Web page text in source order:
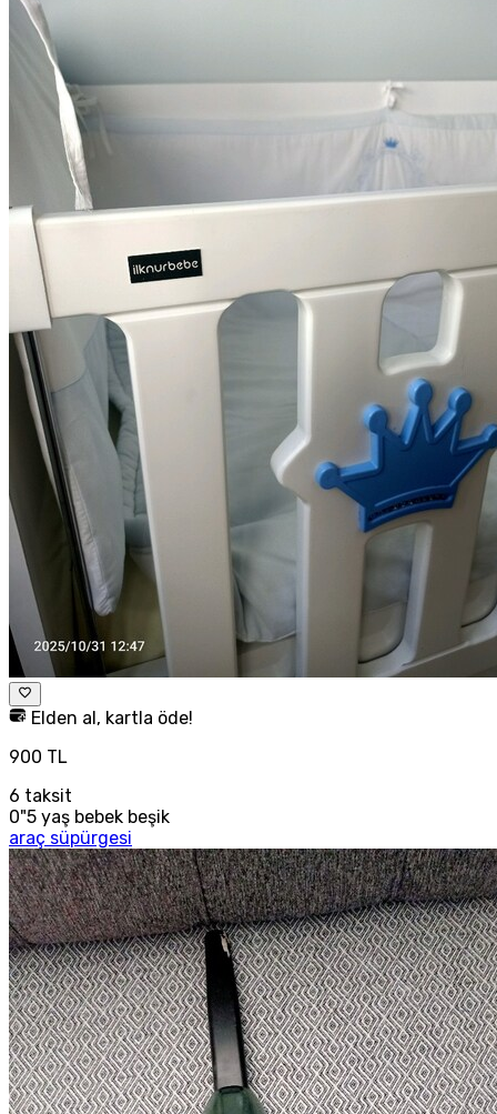
Elden al, kartla öde!
900 TL
6 taksit
0"5 yaş bebek beşik
araç süpürgesi